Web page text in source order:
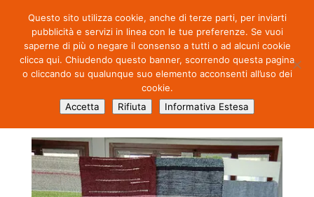
6811383577_b8c981bf99
Questo sito utilizza cookie, anche di terze parti, per inviarti
pubblicità e servizi in linea con le tue preferenze. Se vuoi
saperne di più o negare il consenso a tutti o ad alcuni cookie
clicca qui. Chiudendo questo banner, scorrendo questa pagina
o cliccando su qualunque suo elemento acconsenti all’uso dei
cookie.
Accetta
Rifiuta Informativa Estesa